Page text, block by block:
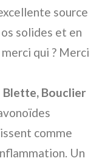
source
solides et en
qui ? Merci
Blette, Bouclier
comme
Un